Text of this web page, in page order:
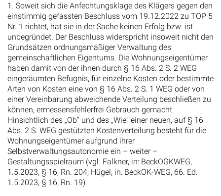
1. Soweit sich die Anfechtungsklage des Klägers gegen den
einstimmig gefassten Beschluss vom 19.12.2022 zu TOP 5
Nr. 1 richtet, hat sie in der Sache keinen Erfolg bzw. ist
unbegründet. Der Beschluss widerspricht insoweit nicht den
Grundsätzen ordnungsmäßiger Verwaltung des
gemeinschaftlichen Eigentums. Die Wohnungseigentümer
haben damit von der ihnen durch § 16 Abs. 2 S. 2 WEG
eingeräumten Befugnis, für einzelne Kosten oder bestimmte
Arten von Kosten eine von § 16 Abs. 2 S. 1 WEG oder von
einer Vereinbarung abweichende Verteilung beschließen zu
können, ermessensfehlerfrei Gebrauch gemacht.
Hinsichtlich des „Ob“ und des „Wie“ einer neuen, auf § 16
Abs. 2 S. WEG gestützten Kostenverteilung besteht für die
Wohnungseigentümer aufgrund ihrer
Selbstverwaltungsautonomie ein – weiter –
Gestaltungsspielraum (vgl. Falkner, in: BeckOGKWEG,
1.5.2023, § 16, Rn. 204; Hügel, in: BeckOK-WEG, 66. Ed.
1.5.2023, § 16, Rn. 19).